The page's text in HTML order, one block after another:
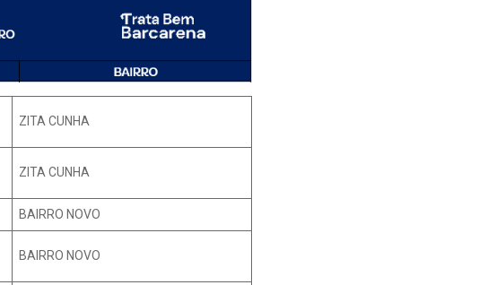
ZITA CUNHA
ZITA CUNHA
BAIRRO NOVO
BAIRRO NOVO